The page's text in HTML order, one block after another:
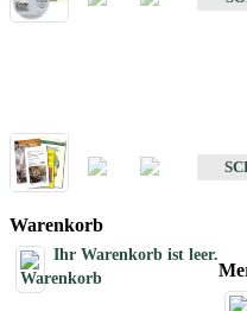
Warenkorb
Ihr Warenkorb ist leer.